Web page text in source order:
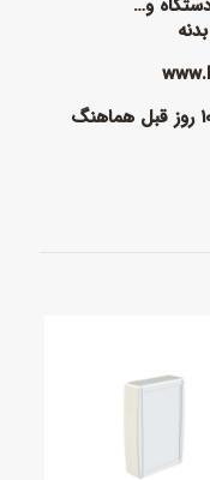
جهت سفارش کالا بالای ۲۰۰ عدد از ۱۰ روز قبل هماهنگ